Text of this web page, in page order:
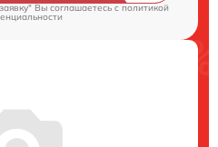
Вы соглашаетесь cполитикой